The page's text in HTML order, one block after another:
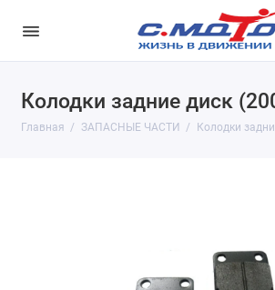
Колодки задние диск
Главная ЗАПАСНЫЕ ЧАСТИ Колодки